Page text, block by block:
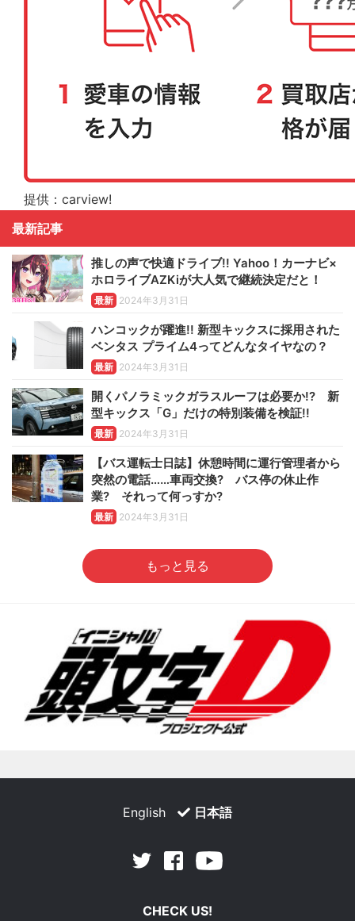
提供：carview!
最新記事
推しの声で快適ドライブ!! Yahoo！カーナビ×
ホロライブAZKiが大人気で継続決定だと！
最新 2024年3月31日
ハンコックが躍進!! 新型キックスに採用された
ベンタス プライム4ってどんなタイヤなの？
最新 2024年3月31日
開くパノラミックガラスルーフは必要か!? 新
型キックス「G」だけの特別装備を検証!!
最新 2024年3月31日
【バス運転士日誌】休憩時間に運行管理者から
突然の電話……車両交換? バス停の休止作
業? それって何っすか?
最新 2024年3月31日
もっと見る
English 日本語
Twitter Facebook
CHECK US!